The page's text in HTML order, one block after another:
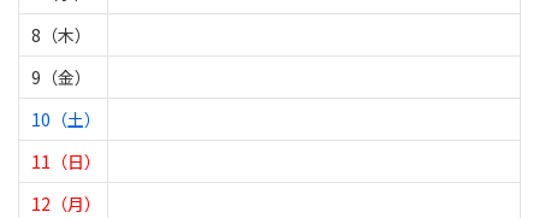
8（木）
9（金）
10（土）
11（日）
12（月）